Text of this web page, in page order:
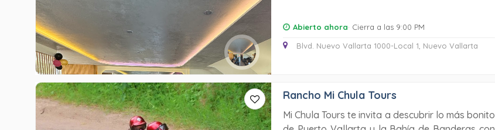
Abierto ahora· Cierra a las 9:00 PM
Blvd. Nuevo Vallarta 1000-Local 1, Nuevo Vallarta
Rancho Mi Chula Tours
Mi Chula Tours te invita a descubrir lo más bonito